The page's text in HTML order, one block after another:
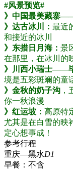
#风景预览#
》中国最美藏寨
》达古冰川： 最近
和接近的冰川
》东措日月海： 景
在那里，在冰川的
》川西小瑞士——
境是五彩斑斓的童
》金秋的奶子沟
你一秋浪漫
》红运坡： 高原特
尤其是在白雪的映
定心想事成！
参考行程
重庆—黑水D1
早餐： 不含